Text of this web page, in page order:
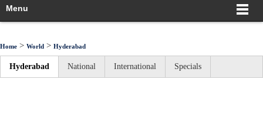
Menu
Home > World > Hyderabad
Hyderabad National International Specials